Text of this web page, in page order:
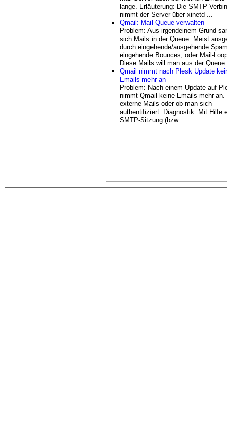
lange. Erläuterung: Die SMTP-
nimmt der Server über xinetd ...
Qmail: Mail-Queue verwalten
Problem: Aus irgendeinem Grund
sich Mails in der Queue. Meist
durch eingehende/ausgehende
eingehende Bounces, oder Mail-
Diese Mails will man aus der Queue
Qmail nimmt nach Plesk Update
Emails mehr an
Problem: Nach einem Update auf
nimmt Qmail keine Emails mehr an.
externe Mails oder ob man sich
authentifiziert. Diagnostik: Mit Hilfe
SMTP-Sitzung (bzw. ...